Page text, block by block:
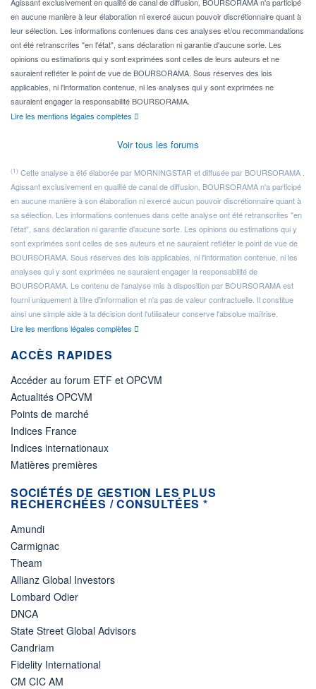
en aucune manière à leur élaboration ni exercé aucun pouvoir discrétionnaire quant à
leur sélection. Les informations contenues dans ces analyses et/ou recommandations
ont été retranscrites "en l'état", sans déclaration ni garantie d'aucune sorte. Les
opinions ou estimations qui y sont exprimées sont celles de leurs auteurs et ne
sauraient refléter le point de vue de BOURSORAMA. Sous réserves des lois
applicables, ni l'information contenue, ni les analyses qui y sont exprimées ne
sauraient engager la responsabilité BOURSORAMA.
Lire les mentions légales complètes
Voir tous les forums
(1) Cette analyse a été élaborée par MORNINGSTAR et diffusée par BOURSORAMA .
Agissant exclusivement en qualité de canal de diffusion, BOURSORAMA n'a participé
en aucune manière à son élaboration ni exercé aucun pouvoir discrétionnaire quant à
sa sélection. Les informations contenues dans cette analyse ont été retranscrites "en
l'état", sans déclaration ni garantie d'aucune sorte. Les opinions ou estimations qui y
sont exprimées sont celles de ses auteurs et ne sauraient refléter le point de vue de
BOURSORAMA. Sous réserves des lois applicables, ni l'information contenue, ni les
analyses qui y sont exprimées ne sauraient engager la responsabilité de
BOURSORAMA. Le contenu de l'analyse mis à disposition par BOURSORAMA est
fourni uniquement à titre d'information et n'a pas de valeur contractuelle. Il constitue
ainsi une simple aide à la décision dont l'utilisateur conserve l'absolue maîtrise.
Lire les mentions légales complètes
ACCÈS RAPIDES
Accéder au forum ETF et OPCVM
Actualités OPCVM
Points de marché
Indices France
Indices internationaux
Matières premières
SOCIÉTÉS DE GESTION LES PLUS
RECHERCHÉES / CONSULTÉES *
Amundi
Carmignac
Theam
Allianz Global Investors
Lombard Odier
DNCA
State Street Global Advisors
Candriam
Fidelity International
CM CIC AM